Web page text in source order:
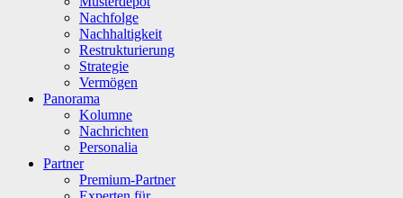
Nachfolge
Nachhaltigkeit
Restrukturierung
Strategie
Vermögen
Panorama
Kolumne
Nachrichten
Personalia
Partner
Premium-Partner